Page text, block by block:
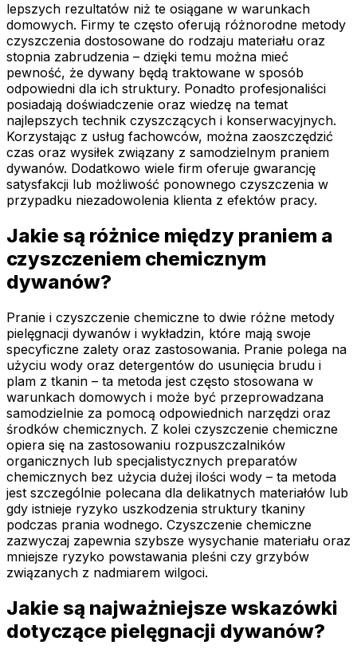
lepszych rezultatów niż te osiągane w warunkach
domowych. Firmy te często oferują różnorodne metody
czyszczenia dostosowane do rodzaju materiału oraz
stopnia zabrudzenia – dzięki temu można mieć
pewność, że dywany będą traktowane w sposób
odpowiedni dla ich struktury. Ponadto profesjonaliści
posiadają doświadczenie oraz wiedzę na temat
najlepszych technik czyszczących i konserwacyjnych.
Korzystając z usług fachowców, można zaoszczędzić
czas oraz wysiłek związany z samodzielnym praniem
dywanów. Dodatkowo wiele firm oferuje gwarancję
satysfakcji lub możliwość ponownego czyszczenia w
przypadku niezadowolenia klienta z efektów pracy.
Jakie są różnice między praniem a
czyszczeniem chemicznym
dywanów?
Pranie i czyszczenie chemiczne to dwie różne metody
pielęgnacji dywanów i wykładzin, które mają swoje
specyficzne zalety oraz zastosowania. Pranie polega na
użyciu wody oraz detergentów do usunięcia brudu i
plam z tkanin – ta metoda jest często stosowana w
warunkach domowych i może być przeprowadzana
samodzielnie za pomocą odpowiednich narzędzi oraz
środków chemicznych. Z kolei czyszczenie chemiczne
opiera się na zastosowaniu rozpuszczalników
organicznych lub specjalistycznych preparatów
chemicznych bez użycia dużej ilości wody – ta metoda
jest szczególnie polecana dla delikatnych materiałów lub
gdy istnieje ryzyko uszkodzenia struktury tkaniny
podczas prania wodnego. Czyszczenie chemiczne
zazwyczaj zapewnia szybsze wysychanie materiału oraz
mniejsze ryzyko powstawania pleśni czy grzybów
związanych z nadmiarem wilgoci.
Jakie są najważniejsze wskazówki
dotyczące pielęgnacji dywanów?